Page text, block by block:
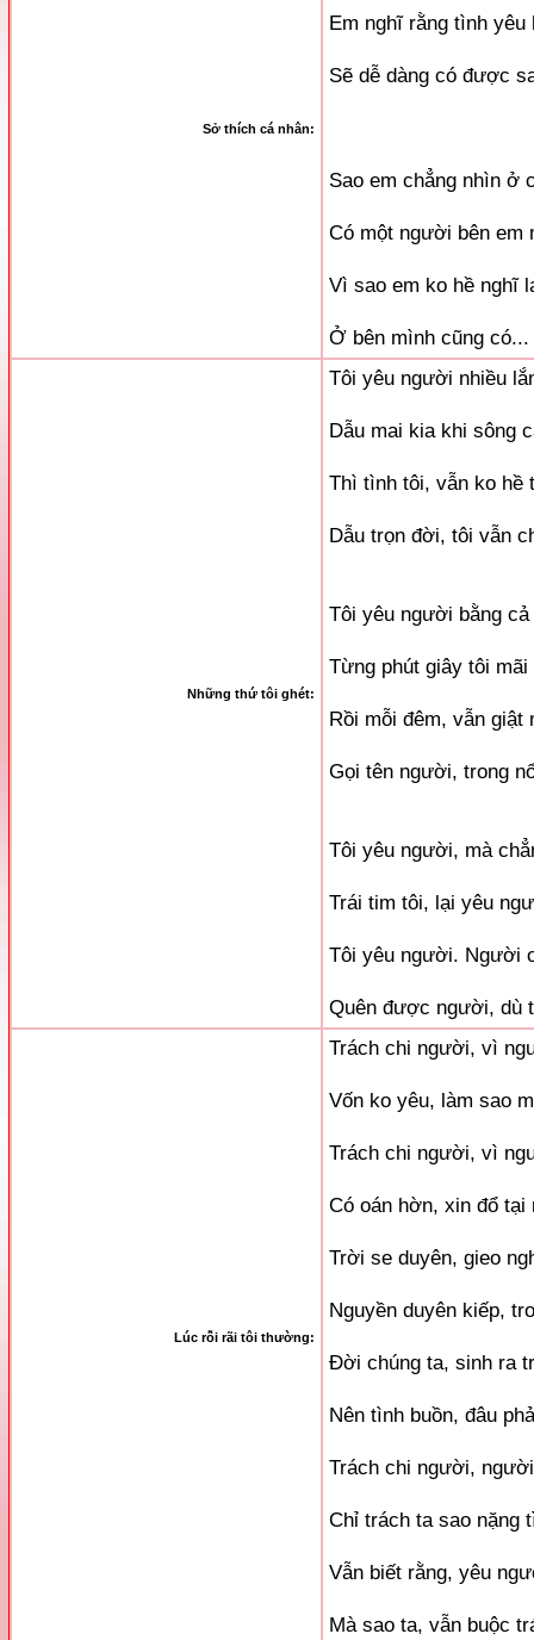
Sở thích cá nhân:
Em nghĩ rằng tình yêu
Sẽ dễ dàng có được
Sao em chẳng nhìn ở
Có một người bên em
Vì sao em ko hề nghĩ
Ở bên mình cũng
Những thứ tôi ghét:
Tôi yêu người nhiều
Dẫu mai kia khi sông
Thì tình tôi, vẫn ko hề
Dẫu trọn đời, tôi vẫn
Tôi yêu người bằng
Từng phút giây tôi
Rồi mỗi đêm, vẫn giật
Gọi tên người, trong
Tôi yêu người, mà
Trái tim tôi, lại yêu
Tôi yêu người. Người
Quên được người, dù
Lúc rỗi rãi tôi thường:
Trách chi người, vì
Vốn ko yêu, làm sao
Trách chi người, vì
Có oán hờn, xin đổ tại
Trời se duyên, gieo
Nguyền duyên kiếp,
Đời chúng ta, sinh ra
Nên tình buồn, đâu
Trách chi người,
Chỉ trách ta sao nặng
Vẫn biết rằng, yêu
Mà sao ta, vẫn buộc